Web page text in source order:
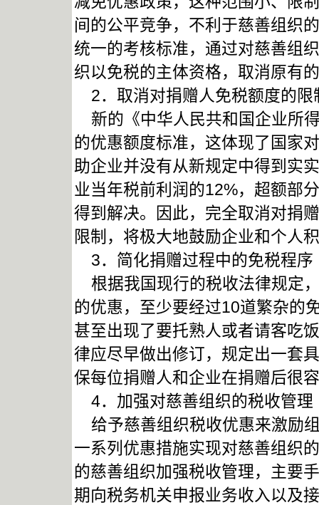
间的公平竞争，不利于慈善组织
统一的考核标准，通过对慈善组
织以免税的主体资格，取消原有
2．取消对捐赠人免税额度的限
新的《中华人民共和国企业所
的优惠额度标准，这体现了国家
助企业并没有从新规定中得到实
业当年税前利润的12%，超额部
得到解决。因此，完全取消对捐
限制，将极大地鼓励企业和个人
3．简化捐赠过程中的免税程序
根据我国现行的税收法律规定
的优惠，至少要经过10道繁杂的
甚至出现了要托熟人或者请客吃
律应尽早做出修订，规定出一套
保每位捐赠人和企业在捐赠后很
4．加强对慈善组织的税收管理
给予慈善组织税收优惠来激励
一系列优惠措施实现对慈善组织
的慈善组织加强税收管理，主要
期向税务机关申报业务收入以及